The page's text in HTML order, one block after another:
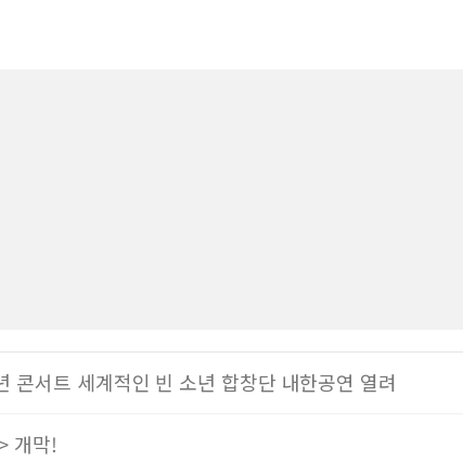
콘서트 세계적인 빈 소년 합창단 내한공연 열려
개막!